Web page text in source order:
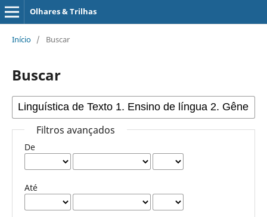
Olhares & Trilhas
Início / Buscar
Buscar
Filtros avançados
De
Até